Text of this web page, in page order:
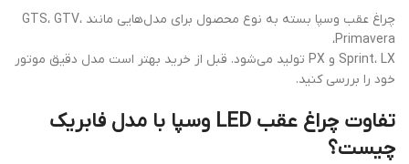
چراغ عقب وسپا بسته به نوع محصول برای مدل‌هایی مانند GTS، GTV،
Primavera،
Sprint، LX و PX تولید می‌شود. قبل از خرید بهتر است مدل دقیق موتور
خود را بررسی کنید.
تفاوت چراغ عقب LED وسپا با مدل فابریک
چیست؟